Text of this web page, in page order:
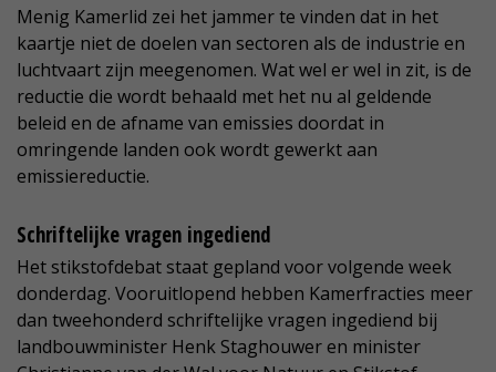
Menig Kamerlid zei het jammer te vinden dat in het
kaartje niet de doelen van sectoren als de industrie en
luchtvaart zijn meegenomen. Wat wel er wel in zit, is de
reductie die wordt behaald met het nu al geldende
beleid en de afname van emissies doordat in
omringende landen ook wordt gewerkt aan
emissiereductie.
Schriftelijke vragen ingediend
Het stikstofdebat staat gepland voor volgende week
donderdag. Vooruitlopend hebben Kamerfracties meer
dan tweehonderd schriftelijke vragen ingediend bij
landbouwminister Henk Staghouwer en minister